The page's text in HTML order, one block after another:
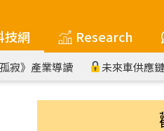
技網 Research
寂》產業導讀 未來車供應鏈